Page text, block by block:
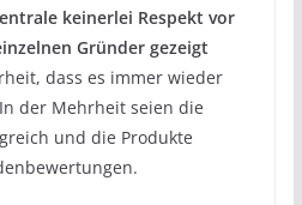
keinerlei Respekt vor
Gründer gezeigt
dass es immer wieder
der Mehrheit seien die
und die Produkte